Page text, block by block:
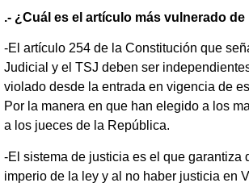
.- ¿Cuál es el artículo más vulnerado
-El artículo 254 de la Constitución que
Judicial y el TSJ deben ser
violado desde la entrada en vigencia de
Por la manera en que han elegido a los
a los jueces de la República.
-El sistema de justicia es el que garantiza
imperio de la ley y al no haber justicia en